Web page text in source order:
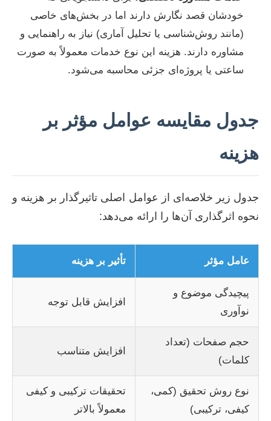
خودشان قصد نگارش دارند اما در بخش‌های خاصی
(مانند روش‌شناسی یا تحلیل آماری) نیاز به راهنمایی و
مشاوره دارند. هزینه این نوع خدمات معمولاً به صورت
ساعتی یا پروژه‌ای جزئی محاسبه می‌شود.
جدول مقایسه عوامل مؤثر بر
هزینه
جدول زیر خلاصه‌ای از عوامل اصلی تاثیرگذار بر هزینه و
نحوه اثرگذاری آن‌ها را ارائه می‌دهد:
عامل مؤثر تأثیر بر هزینه
پیچیدگی موضوع و
نوآوری
افزایش قابل توجه
حجم صفحات (تعداد
کلمات)
افزایش متناسب
نوع روش تحقیق (کمی،
کیفی، ترکیبی)
تحقیقات ترکیبی و کیفی
معمولاً بالاتر